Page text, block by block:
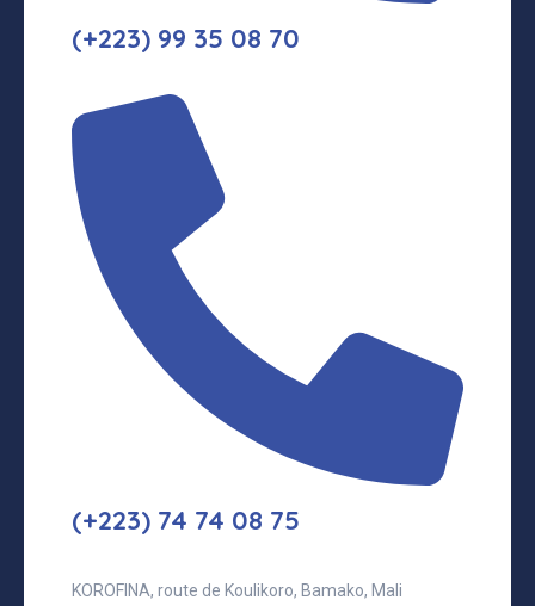
(+223) 99 35 08 70
(+223) 74 74 08 75
KOROFINA, route de Koulikoro, Bamako, Mali